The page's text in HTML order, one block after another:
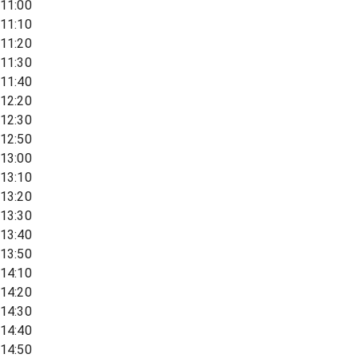
11:00
11:10
11:20
11:30
11:40
12:20
12:30
12:50
13:00
13:10
13:20
13:30
13:40
13:50
14:10
14:20
14:30
14:40
14:50